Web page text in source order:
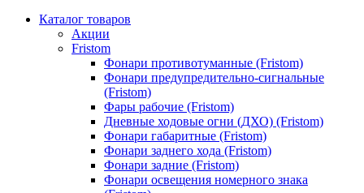
Каталог товаров
Акции
Fristom
Фонари противотуманные (Fristom)
Фонари предупредительно-сигнальные
(Fristom)
Фары рабочие (Fristom)
Дневные ходовые огни (ДХО) (Fristom)
Фонари габаритные (Fristom)
Фонари заднего хода (Fristom)
Фонари задние (Fristom)
Фонари освещения номерного знака